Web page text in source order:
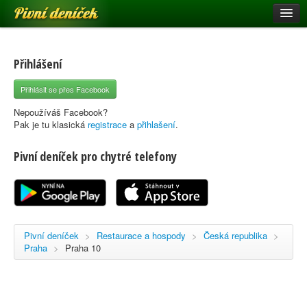
Pivní deníček
Pivní mapa
Pivní značky
Nápověda
Registrace
Přihlášení
Přihlásit se přes Facebook
Nepoužíváš Facebook?
Pak je tu klasická registrace a přihlašení.
Pivní deníček pro chytré telefony
Pivní deníček > Restaurace a hospody > Česká republika >
Praha > Praha 10